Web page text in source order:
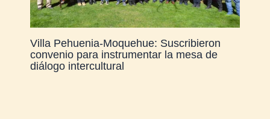
Villa Pehuenia-Moquehue: Suscribieron
convenio para instrumentar la mesa de
diálogo intercultural